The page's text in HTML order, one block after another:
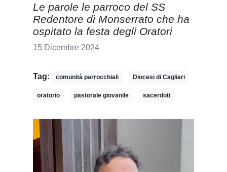
Le parole le parroco del SS
Redentore di Monserrato che ha
ospitato la festa degli Oratori
15 Dicembre 2024
Tag: comunità parrocchiali Diocesi di Cagliari
oratorio pastorale giovanile sacerdoti
Video
Player